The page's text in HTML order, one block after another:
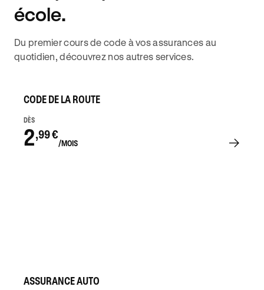
école.
Du premier cours de code à vos assurances au
quotidien, découvrez nos autres services.
CODE DE LA ROUTE
DÈS
2,99 €
/MOIS
ASSURANCE AUTO